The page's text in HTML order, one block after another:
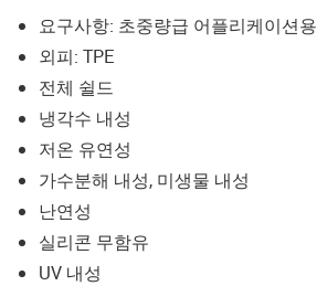
요구사항: 초중량급 어플리케이션용
외피: TPE
전체 쉴드
냉각수 내성
저온 유연성
가수분해 내성, 미생물 내성
난연성
실리콘 무함유
UV 내성